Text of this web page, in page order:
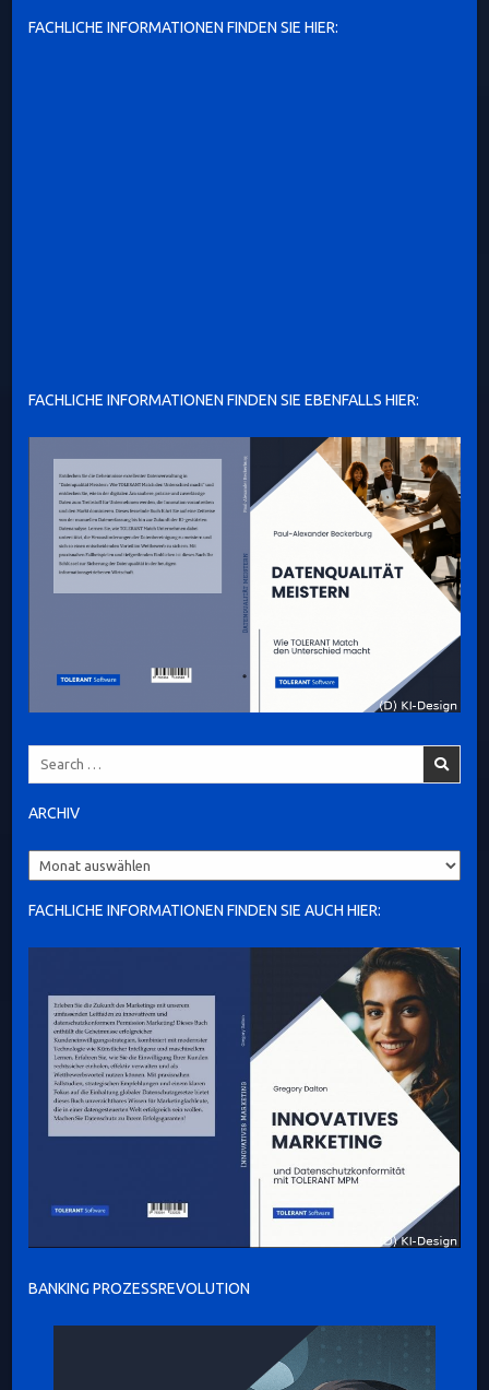
FACHLICHE INFORMATIONEN FINDEN SIE HIER:
FACHLICHE INFORMATIONEN FINDEN SIE EBENFALLS HIER:
ARCHIV
Archiv
FACHLICHE INFORMATIONEN FINDEN SIE AUCH HIER:
BANKING PROZESSREVOLUTION